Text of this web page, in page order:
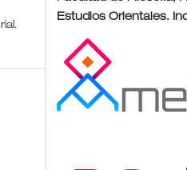
Estudios Orientales.